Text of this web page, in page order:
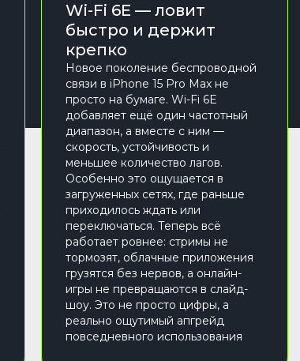
Wi-Fi 6E — ловит
быстро и держит
крепко
Новое поколение беспроводной
связи в iPhone 15 Pro Max не
просто на бумаге. Wi-Fi 6E
добавляет ещё один частотный
диапазон, а вместе с ним —
скорость, устойчивость и
меньшее количество лагов.
Особенно это ощущается в
загруженных сетях, где раньше
приходилось ждать или
переключаться. Теперь всё
работает ровнее: стримы не
тормозят, облачные приложения
грузятся без нервов, а онлайн-
игры не превращаются в слайд-
шоу. Это не просто цифры, а
реально ощутимый апгрейд
повседневного использования